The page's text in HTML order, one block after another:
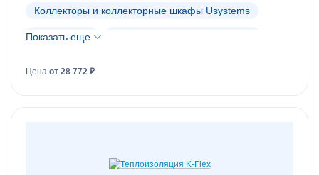
Коллекторы и коллекторные шкафы Usystems
Теплый пол
Показать еще
Цена от 28 772 ₽